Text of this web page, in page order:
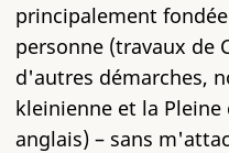
principalement
personne (travaux de
d'autres démarches,
kleinienne et la
anglais) – sans